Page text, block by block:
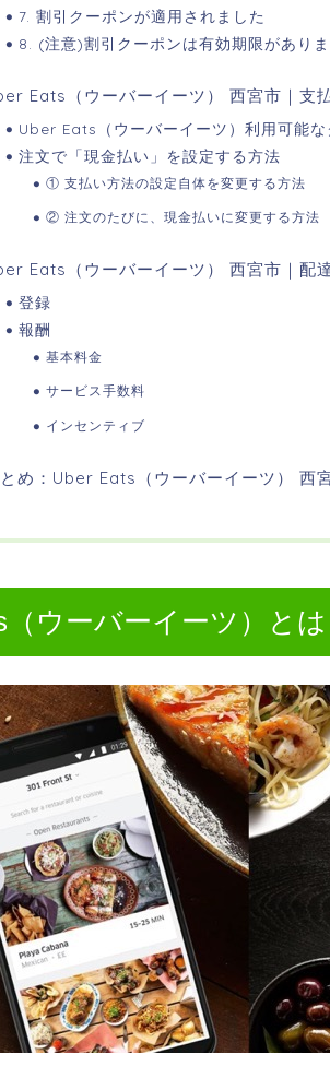
7. 割引クーポンが適用されました
8. (注意)割引クーポンは有効期限があり
Eats（ウーバーイーツ） 西宮市｜支
Uber Eats（ウーバーイーツ）利用可能な
注文で「現金払い」を設定する方法
① 支払い方法の設定自体を変更する方法
② 注文のたびに、現金払いに変更する方法
Eats（ウーバーイーツ） 西宮市｜配
登録
報酬
基本料金
サービス手数料
インセンティブ
め：Uber Eats（ウーバーイーツ） 西
（ウーバーイーツ）とは